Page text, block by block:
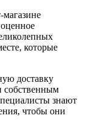
магазине
которые
доставку
собственным
знают
чтобы они